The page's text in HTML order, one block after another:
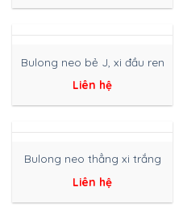
Bulong neo bẻ J, xi đầu ren
Liên hệ
Bulong neo thẳng xi trắng
Liên hệ